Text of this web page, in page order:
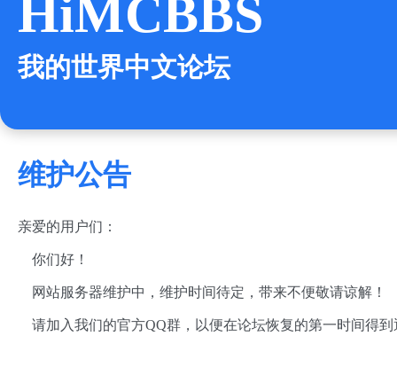
HiMCBBS
我的世界中文论坛
维护公告
亲爱的用户们：
你们好！
网站服务器维护中，维护时间待定，带来不便敬请谅解！
请加入我们的官方QQ群，以便在论坛恢复的第一时间得到